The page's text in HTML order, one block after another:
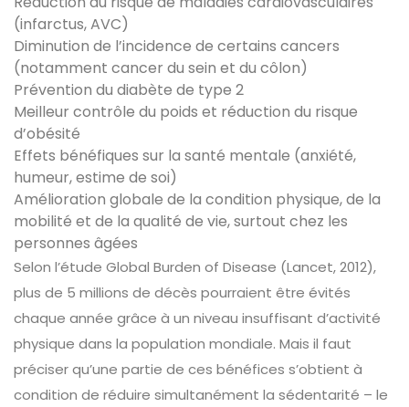
(infarctus, AVC)
Diminution de l’incidence de certains cancers
(notamment cancer du sein et du côlon)
Prévention du diabète de type 2
Meilleur contrôle du poids et réduction du risque
d’obésité
Effets bénéfiques sur la santé mentale (anxiété,
humeur, estime de soi)
Amélioration globale de la condition physique, de la
mobilité et de la qualité de vie, surtout chez les
personnes âgées
Selon l’étude Global Burden of Disease (Lancet, 2012),
plus de 5 millions de décès pourraient être évités
chaque année grâce à un niveau insuffisant d’activité
physique dans la population mondiale. Mais il faut
préciser qu’une partie de ces bénéfices s’obtient à
condition de réduire simultanément la sédentarité – le